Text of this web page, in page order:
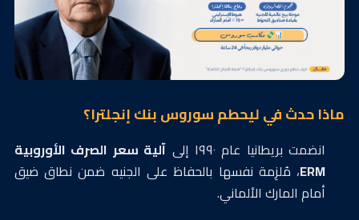
ماذا حدث في ليحطم سوروس بنك إنجلترا؟
انضمت بريطانيا عام ١٩٩٠ إلى
آلية سعر الصرف الأوروبية
ERM، مُلزِمة نفسها بالحفاظ على الجنيه ضمن نطاق ضيق
أمام المارك الألماني.